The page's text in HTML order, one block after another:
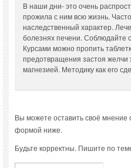
В наши дни- это очень
прожила с ним всю жизнь.
наследственный характер.
болезнях печени. Соблюдайте
Курсами можно пропить
предотвращения застоя
магнезией. Методику как его
Вы можете оставить своё
формой ниже.
Будьте корректны. Пишите по